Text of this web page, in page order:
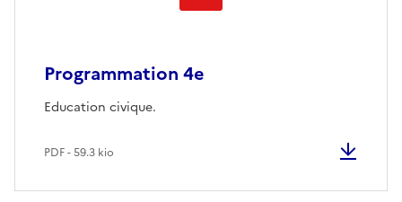
Programmation 4e
Education civique.
PDF - 59.3 kio